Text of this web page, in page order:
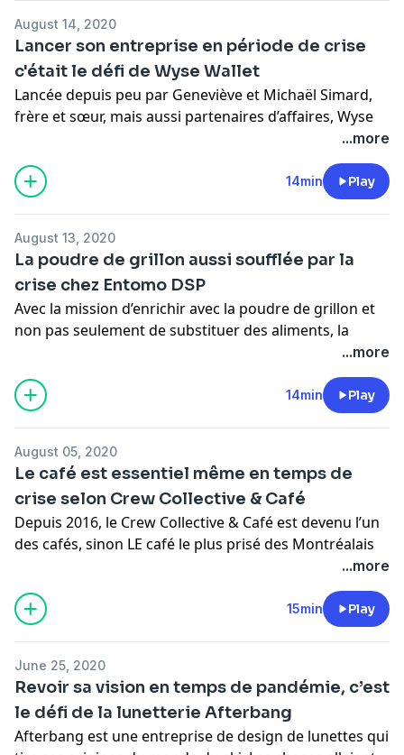
données personnelles -
https://omnystudio.com/policies/listener/fr
August 14, 2020
Lancer son entreprise en période de crise
c'était le défi de Wyse Wallet
Lancée depuis peu par Geneviève et Michaël Simard,
frère et sœur, mais aussi partenaires d’affaires, Wyse
Wallet est une application collaborative qui mise sur
les entrepreneurs et les commerçants locaux. Tout
porte à croire que son arrivée tombe à point avec la
crise actuelle!
données personnelles -
https://omnystudio.com/policies/listener/fr
...more
14min Play
August 13, 2020
La poudre de grillon aussi soufflée par la
crise chez Entomo DSP
Avec la mission d’enrichir avec la poudre de grillon et
non pas seulement de substituer des aliments, la
ferme Entomo DSP, dans le Bas-Saint-Laurent, a dû
encaisser quelques coups durant la crise puisque
plusieurs de ses fournisseurs ont ralenti leurs affaires
Pour de l’information concernant l’utilisation de vos
https://omnystudio.com/policies/listener/fr
...more
14min Play
August 05, 2020
Le café est essentiel même en temps de
crise selon Crew Collective & Café
Depuis 2016, le Crew Collective & Café est devenu l’un
des cafés, sinon LE café le plus prisé des Montréalais
et des touristes venus de loin pour se délecter d’une
boisson chaude dans ce lieu mythique. Aménagé dans
un bâtiment historique, le Crew Collective & Café se
veut à la fois un restaurant, un espace de co-travail et
l’entreprise a vite dû repenser sa stratégie et surtout
user d’imagination pour tirer son épingle du jeu.
Pour de l’information concernant l’utilisation de vos
données personnelles -
...more
15min Play
June 25, 2020
Revoir sa vision en temps de pandémie, c’est
le défi de la lunetterie Afterbang
Afterbang est une entreprise de design de lunettes qui